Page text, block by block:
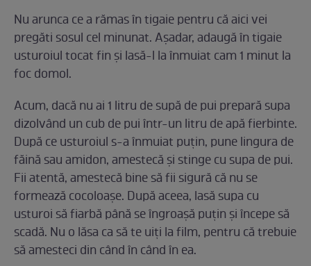
Nu arunca ce a rămas în tigaie pentru că aici vei
pregăti sosul cel minunat. Aşadar, adaugă în tigaie
usturoiul tocat fin și lasă-l la înmuiat cam 1 minut la
foc domol.
Acum, dacă nu ai 1 litru de supă de pui prepară supa
dizolvând un cub de pui într-un litru de apă fierbinte.
După ce usturoiul s-a înmuiat puțin, pune lingura de
făină sau amidon, amestecă și stinge cu supa de pui.
Fii atentă, amestecă bine să fii sigură că nu se
formează cocoloașe. După aceea, lasă supa cu
usturoi să fiarbă până se îngroașă puțin și începe să
scadă. Nu o lăsa ca să te uiţi la film, pentru că trebuie
să amesteci din când în când în ea.